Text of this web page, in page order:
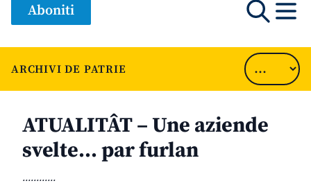
Aboniti
ARCHIVI DE PATRIE
ATUALITÂT – Une aziende
svelte… par furlan
............